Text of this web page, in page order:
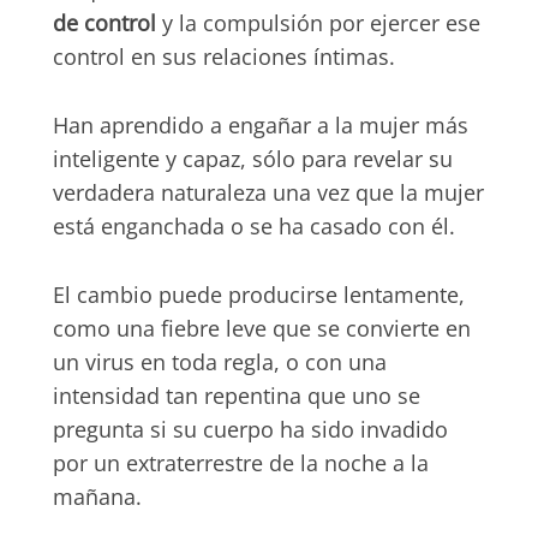
de control y la compulsión por ejercer ese
control en sus relaciones íntimas.
Han aprendido a engañar a la mujer más
inteligente y capaz, sólo para revelar su
verdadera naturaleza una vez que la mujer
está enganchada o se ha casado con él.
El cambio puede producirse lentamente,
como una fiebre leve que se convierte en
un virus en toda regla, o con una
intensidad tan repentina que uno se
pregunta si su cuerpo ha sido invadido
por un extraterrestre de la noche a la
mañana.